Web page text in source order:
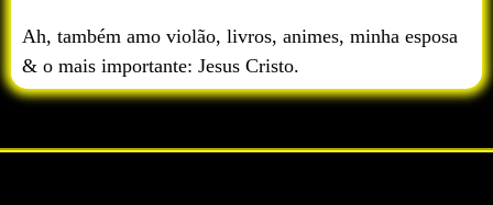
Ah, também amo violão, livros, animes, minha esposa
& o mais importante: Jesus Cristo.